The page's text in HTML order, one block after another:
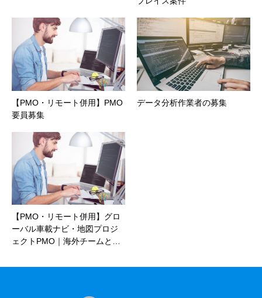
【PMO・リモート併用】PMO
要員募集
データ分析作業者の募集
【PMO・リモート併用】グロ
ーバル車載ナビ・地図プロジ
ェクトPMO｜海外チームと…